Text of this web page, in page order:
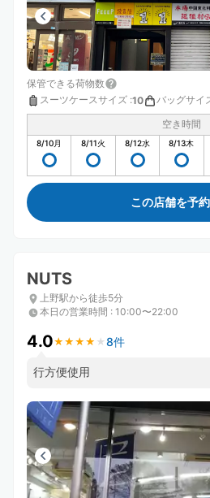
保管できる荷物数
スーツケースサイズ :10 バッグサイ
空き時間
8/10月 8/11火 8/12水 8/13木
この店舗を予
NUTS
上野駅から徒歩5分
本日の営業時間 : 10:00〜22:00
4.0★ ★ ★ ★ ★
★ ★ ★ ★ ★ 8件
行方便使用